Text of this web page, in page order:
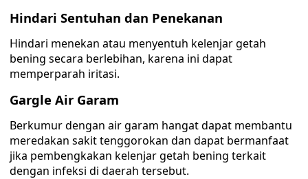
Hindari Sentuhan dan Penekanan
Hindari menekan atau menyentuh kelenjar getah
bening secara berlebihan, karena ini dapat
memperparah iritasi.
Gargle Air Garam
Berkumur dengan air garam hangat dapat membantu
meredakan sakit tenggorokan dan dapat bermanfaat
jika pembengkakan kelenjar getah bening terkait
dengan infeksi di daerah tersebut.